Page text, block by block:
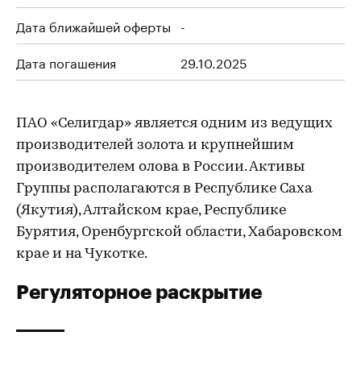
Дата ближайшей оферты -
Дата погашения
29.10.2025
ПАО «Селигдар» является одним из ведущих
производителей золота и крупнейшим
производителем олова в России. Активы
Группы располагаются в Республике Саха
(Якутия), Алтайском крае, Республике
Бурятия, Оренбургской области, Хабаровском
крае и на Чукотке.
Регуляторное раскрытие